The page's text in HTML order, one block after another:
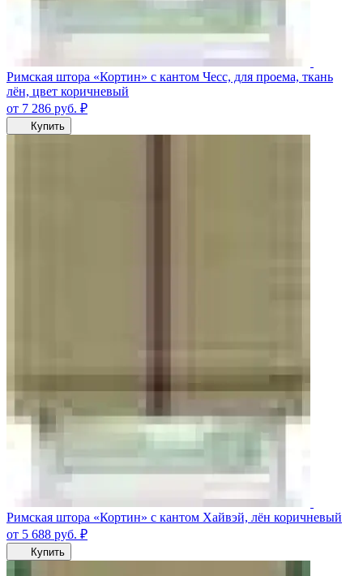
Римская штора «Кортин» с кантом Чесс, для проема, ткань
лён, цвет коричневый
от 7 286 руб. ₽
Купить
Римская штора «Кортин» с кантом Хайвэй, лён коричневый
от 5 688 руб. ₽
Купить